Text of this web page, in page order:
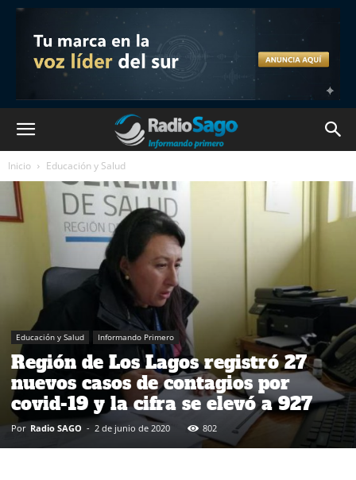
Inicio Educación y Salud
Educación y Salud Informando Primero
Región de Los Lagos registró 27
nuevos casos de contagios por
covid-19 y la cifra se elevó a 927
Por Radio SAGO - 2 de junio de 2020 802